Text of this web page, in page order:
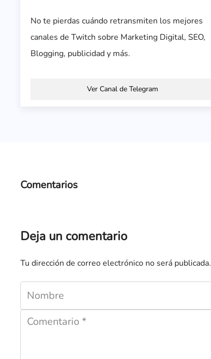
No te pierdas cuándo retransmiten los mejores
canales de Twitch sobre Marketing Digital, SEO,
Blogging, publicidad y más.
Ver Canal de Telegram
Comentarios
Deja un comentario
Tu dirección de correo electrónico no será publicada.